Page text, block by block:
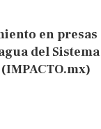
en presas
del